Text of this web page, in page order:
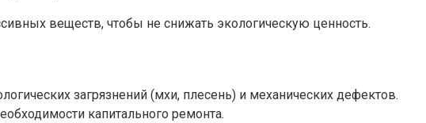
веществ, чтобы не снижать экологическую ценность.
загрязнений (мхи, плесень) и механических дефектов.
капитального ремонта.